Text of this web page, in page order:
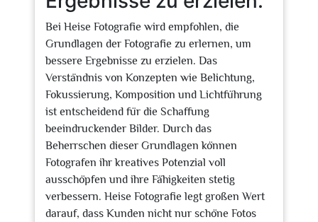
Bei Heise Fotografie wird empfohlen, die
Grundlagen der Fotografie zu erlernen, um
bessere Ergebnisse zu erzielen. Das
Verständnis von Konzepten wie Belichtung,
Fokussierung, Komposition und Lichtführung
ist entscheidend für die Schaffung
beeindruckender Bilder. Durch das
Beherrschen dieser Grundlagen können
Fotografen ihr kreatives Potenzial voll
ausschöpfen und ihre Fähigkeiten stetig
verbessern. Heise Fotografie legt großen Wert
darauf, dass Kunden nicht nur schöne Fotos